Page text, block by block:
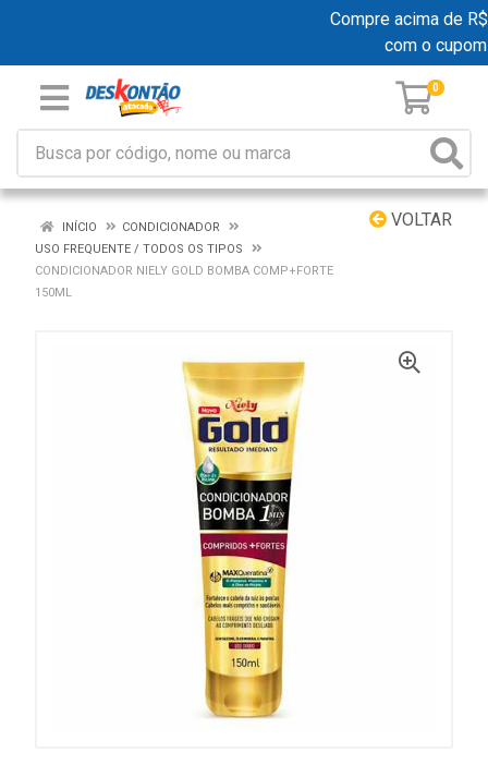
Compre acima de
com o cupom
0
VOLTAR
INÍCIO
CONDICIONADOR
USO FREQUENTE / TODOS OS TIPOS
CONDICIONADOR NIELY GOLD BOMBA COMP+FORTE
150ML